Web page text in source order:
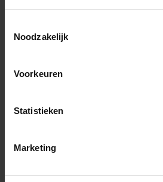
Noodzakelijk
Voorkeuren
Statistieken
Marketing
Bijpassende afwerklijsten en hoeken